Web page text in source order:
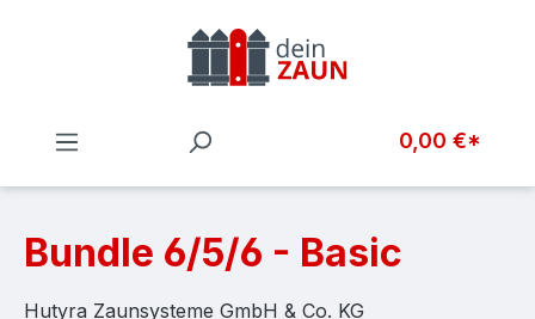
Zum Hauptinhalt springen
0,00 €*
Bundle 6/5/6 - Basic
Hutyra Zaunsysteme GmbH & Co. KG